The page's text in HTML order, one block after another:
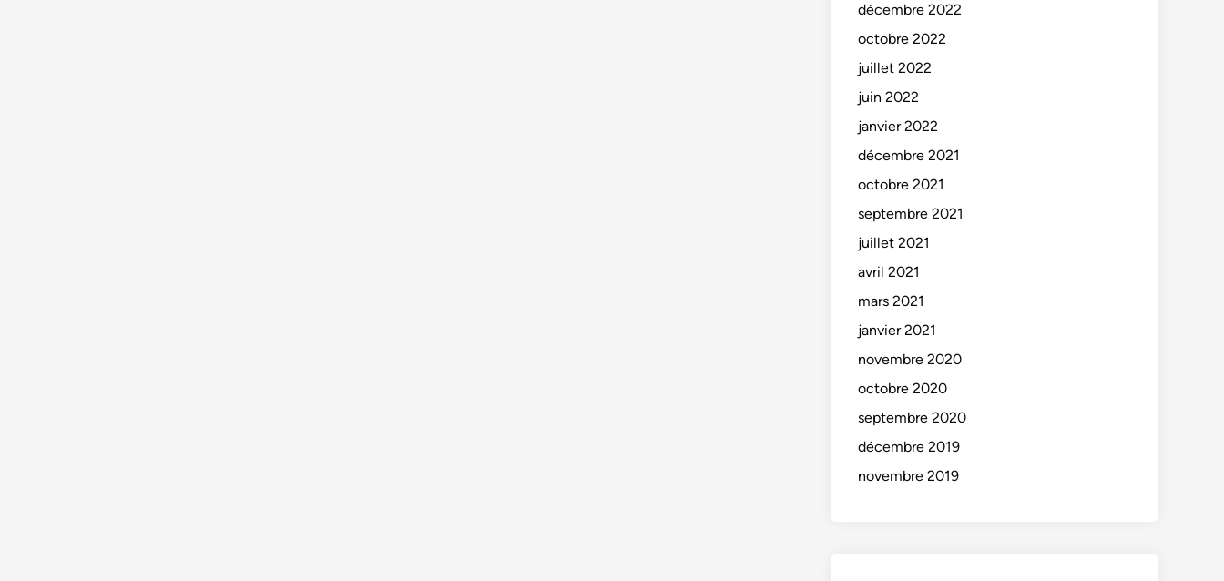
décembre 2022
octobre 2022
juillet 2022
juin 2022
janvier 2022
décembre 2021
octobre 2021
septembre 2021
juillet 2021
avril 2021
mars 2021
janvier 2021
novembre 2020
octobre 2020
septembre 2020
décembre 2019
novembre 2019